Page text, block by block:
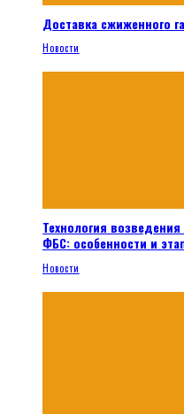
Доставка сжиженного
Новости
Технология
ФБС: особенности и
Новости